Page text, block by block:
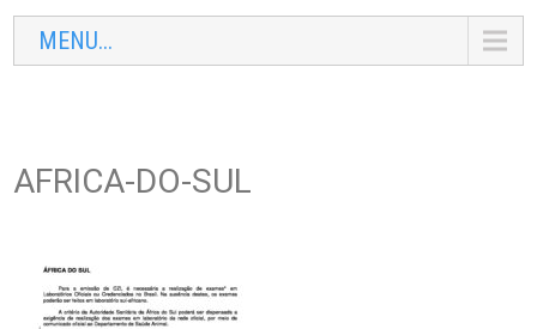
MENU...
AFRICA-DO-SUL